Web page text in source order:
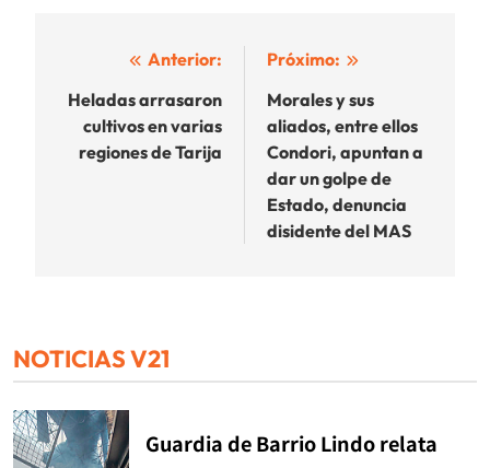
Navegación
de
entradas
Anterior:
Heladas arrasaron
cultivos en varias
regiones de Tarija
Próximo:
Morales y sus
aliados, entre ellos
Condori, apuntan a
dar un golpe de
Estado, denuncia
disidente del MAS
NOTICIAS V21
Guardia de Barrio Lindo relata